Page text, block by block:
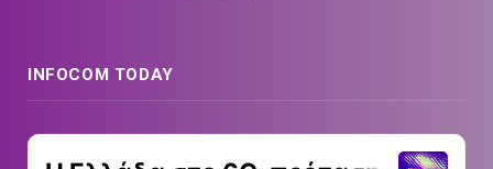
INFOCOM TODAY